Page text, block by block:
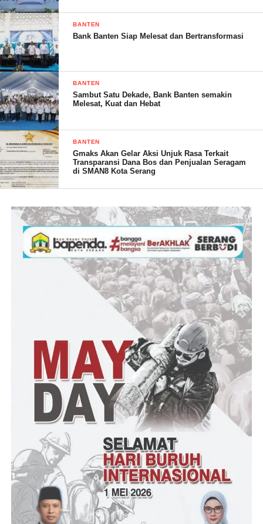
transportasi pada kawasan pertanian,untuk memperlancar
mobilitas alat dan mesin pertanian, pengangkutan sarana
produksi menuju lahan pertanian, dan mengangkut hasil produk
pertanian dari lahan
Pembangunan Jalan Usaha Tani (JUT ) di desa Sukajaya
kecamatan pontang dilaksanakan pada tahun 2023 ini dengan
biaya dari APBN kementrian pertanian.
Jalan usaha tani ini berada di area persawahan di Desa Sukajaya
yang Dengan lebar 1,50 meter dan panjang 350 meter, dalam
pelaksanaanya pembanguann Jalan usaha tani melibatkan tenaga
kerja lokal yang cukup banyak sehingga dapat meningkatkan
pendapatan masyarakat penerima manfaat jalan usaha tani
Dengan dilaksanakanya pembangunan Jalan usaha tani ini
diharapkan proses mobilisasi alat-alat dan pertanian juga produk
pertanian akan lebih lancar sehingga dapat mengurangi ongkos
produksi (ongkos angkut) dan harga komoditi pertanian menjadi
lebih baik.tutupnya
BANTEN
Bank Banten Siap Melesat dan Bertransformasi
BANTEN
Sambut Satu Dekade, Bank Banten semakin
Melesat, Kuat dan Hebat
BANTEN
Gmaks Akan Gelar Aksi Unjuk Rasa Terkait
Transparansi Dana Bos dan Penjualan Seragam
di SMAN8 Kota Serang